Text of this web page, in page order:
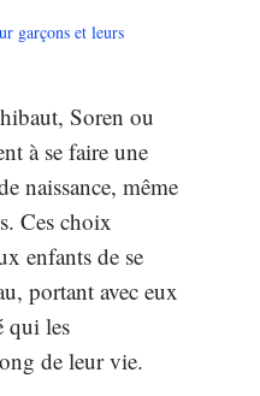
garçons et leurs
Soren ou
à se faire une
naissance, même
Ces choix
enfants de se
portant avec eux
qui les
de leur vie.